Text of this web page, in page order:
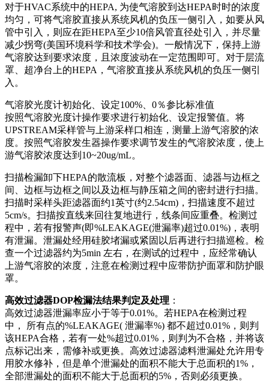
对于HVAC系统中的HEPA, 为使气溶胶到达HEPA时时的浓度
均匀，可将气溶胶直接从系统风机的负压一侧引入，如要从风
管中引入，则应在距HEPA至少10倍风管直径处引入，并尽量
减少拐弯(美国环境科学和技术学会)。一般情况下，保持上游
气溶胶达到要求浓度，且浓度波动在一定范围即可。对于层流
罩、超净台上的HEPA，气溶胶直接从系统风机的负压一侧引
入。
气溶胶光度计初始化、设定100%、0％参比标准值
按照气溶胶光度计操作要求进行初始化、设定报警值。将
UPSTREAM采样管与上游采样口相连，测量上游气溶胶的浓
度。按照气溶胶发生器操作要求调节发生的气溶胶浓度，使上
游气溶胶浓度达到10~20ug/mL。
扫描检漏卸下HEPA的散流板，对整个滤器面、滤器与边框之
间、边框与边框之间以及边框与静压箱之间的密封进行扫描。
扫描时采样头距滤器面约1英寸(约2.54cm)，扫描速度不超过
5cm/s。扫描按直线来回往复地进行，线条间应重叠。检测过
程中，若有报警声(即%LEAKAGE(泄漏率)超过0.01%)，表明
有泄漏。泄漏处经用硅胶堵漏或紧固以后再进行扫描巡检。检
查一个过滤器约为5min 左右，在测试的过程中，应经常确认
上游气溶胶的浓度，注意在检测过程中应带防护面罩和防护眼
罩。
高效过滤器DOP检漏法结果判定及处理 ：
高效过滤器泄漏率应小于等于0.01%。若HEPA在检测过程
中， 所有点的%LEAKAGE( 泄漏率%) 都不超过0.01%，则判
该HEPA合格，若有一处%超过0.01%，则判为不合格，并将该
点标记出来，需修补或更换。高效过滤器滤料泄漏处允许用专
用胶水修补，但是单个泄漏处的面积不能大于总面积的1%，
全部泄漏处的面积不能大于总面积的5%，否则必须更换。